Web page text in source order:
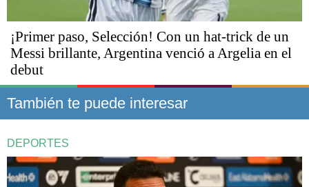
¡Primer paso, Selección! Con un hat-trick de un
Messi brillante, Argentina venció a Argelia en el
debut
También te puede interesar
DEPORTES